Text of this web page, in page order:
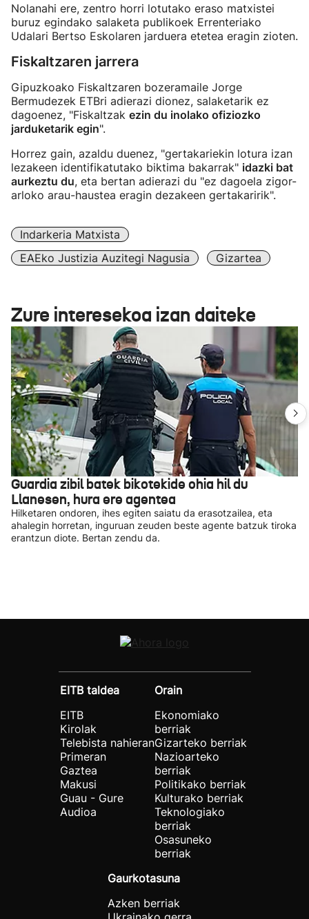
Nolanahi ere, zentro horri lotutako eraso matxistei
buruz egindako salaketa publikoek Errenteriako
Udalari Bertso Eskolaren jarduera etetea eragin zioten.
Fiskaltzaren jarrera
Gipuzkoako Fiskaltzaren bozeramaile Jorge
Bermudezek ETBri adierazi dionez, salaketarik ez
dagoenez, "Fiskaltzak ezin du inolako ofiziozko
jarduketarik egin".
Horrez gain, azaldu duenez, "gertakariekin lotura izan
lezakeen identifikatutako biktima bakarrak" idazki bat
aurkeztu du, eta bertan adierazi du "ez dagoela zigor-
arloko arau-haustea eragin dezakeen gertakaririk".
Indarkeria Matxista
EAEko Justizia Auzitegi Nagusia
Gizartea
Zure interesekoa izan daiteke
Guardia zibil batek bikotekide ohia hil du
Llanesen, hura ere agentea
Hilketaren ondoren, ihes egiten saiatu da erasotzailea, eta
ahalegin horretan, inguruan zeuden beste agente batzuk tiroka
erantzun diote. Bertan zendu da.
EITB taldea
EITB
Kirolak
Telebista nahieran
Primeran
Gaztea
Makusi
Guau - Gure
Audioa
Orain
Ekonomiako
berriak
Gizarteko berriak
Nazioarteko
berriak
Politikako berriak
Kulturako berriak
Teknologiako
berriak
Osasuneko
berriak
Gaurkotasuna
Azken berriak